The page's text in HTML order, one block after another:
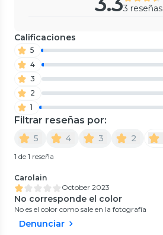
3 reseñas
Calificaciones
5
4
3
2
1
Filtrar reseñas por:
5 4 3 2
1 de 1 reseña
Carolain
October 2023
No corresponde el color
No es el color como sale en la fotografía
Denunciar